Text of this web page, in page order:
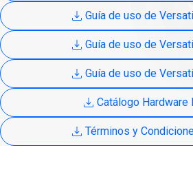
Guía de uso de
Guía de uso de
Guía de uso de
Catálogo Hardware
Términos y